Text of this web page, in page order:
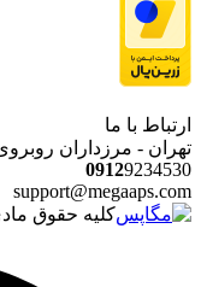
ارتباط با ما
تهران - مرزداران روبروی
09129234530
support@megaaps.com
کلیه حقوق